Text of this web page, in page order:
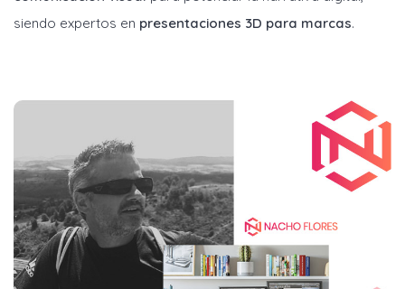
siendo expertos en presentaciones 3D para marcas.